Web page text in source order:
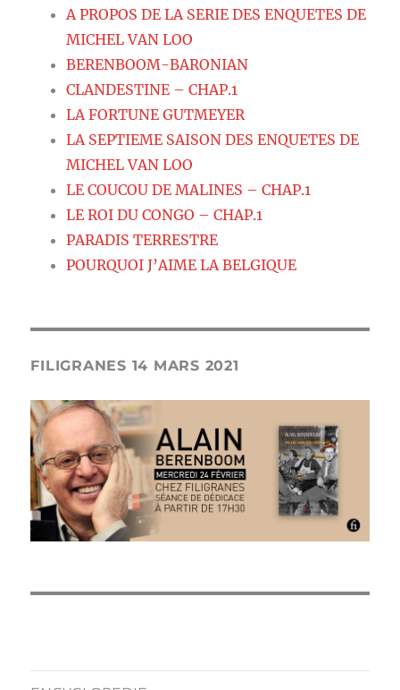
A PROPOS DE LA SERIE DES ENQUETES DE
MICHEL VAN LOO
BERENBOOM-BARONIAN
CLANDESTINE – CHAP.1
LA FORTUNE GUTMEYER
LA SEPTIEME SAISON DES ENQUETES DE
MICHEL VAN LOO
LE COUCOU DE MALINES – CHAP.1
LE ROI DU CONGO – CHAP.1
PARADIS TERRESTRE
POURQUOI J’AIME LA BELGIQUE
FILIGRANES 14 MARS 2021